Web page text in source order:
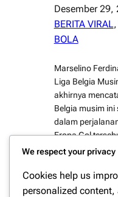
Desember 29,
BERITA VIRAL,
BOLA
Marselino
Liga Belgia
akhirnya
Belgia musim
dalam
Eropa Gol
kompetitif
juga di
nilai…
We respect your privacy
Cookies help us
personalized